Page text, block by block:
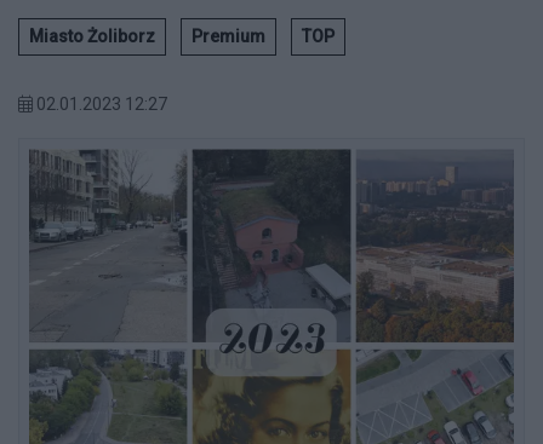
Miasto Żoliborz Premium TOP
02.01.2023 12:27